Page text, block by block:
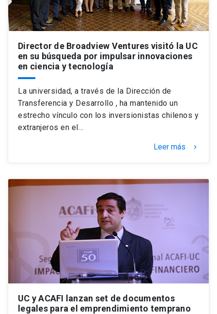
Director de Broadview Ventures visitó la UC
en su búsqueda por impulsar innovaciones
en ciencia y tecnología
La universidad, a través de la Dirección de
Transferencia y Desarrollo , ha mantenido un
estrecho vínculo con los inversionistas chilenos y
extranjeros en el…
Leer más keyboard_arrow_right
UC y ACAFI lanzan set de documentos
legales para el emprendimiento temprano